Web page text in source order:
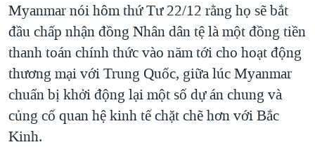
GIÁO DỤC
CÁC GIÁ TRỊ CỘNG HÒA Ở VIỆT NAM
THƯỢNG ĐỈNH TRUMP-KIM TẠI VIỆT NAM
TRỊNH VĨNH BÌNH VS. CHÍNH PHỦ VIỆT NAM
NGƯ DÂN VIỆT VÀ LÀN SÓNG TRỘM HẢI SÂM
Myanmar nói hôm thứ Tư 22/12 rằng họ sẽ bắt
đầu chấp nhận đồng Nhân dân tệ là một đồng tiền
thanh toán chính thức vào năm tới cho hoạt động
thương mại với Trung Quốc, giữa lúc Myanmar
chuẩn bị khởi động lại một số dự án chung và
củng cố quan hệ kinh tế chặt chẽ hơn với Bắc
Kinh.